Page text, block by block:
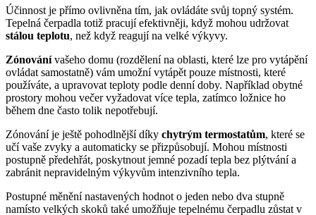
Účinnost je přímo ovlivněna tím, jak ovládáte svůj topný systém.
Tepelná čerpadla totiž pracují efektivněji, když mohou udržovat
stálou teplotu, než když reagují na velké výkyvy.
Zónovánívašeho domu (rozdělení na oblasti, které lze pro vytápění
ovládat samostatně) vám umožní vytápět pouze místnosti, které
používáte, a upravovat teploty podle denní doby. Například obytné
prostory mohou večer vyžadovat více tepla, zatímco ložnice ho
během dne často tolik nepotřebují.
Zónování je ještě pohodlnější díky chytrým termostatům, které se
učí vaše zvyky a automaticky se přizpůsobují. Mohou místnosti
postupně předehřát, poskytnout jemné pozadí tepla bez plýtvání a
zabránit nepravidelným výkyvům intenzivního tepla.
Postupné měnění nastavených hodnot o jeden nebo dva stupně
namísto velkých skoků také umožňuje tepelnému čerpadlu zůstat v